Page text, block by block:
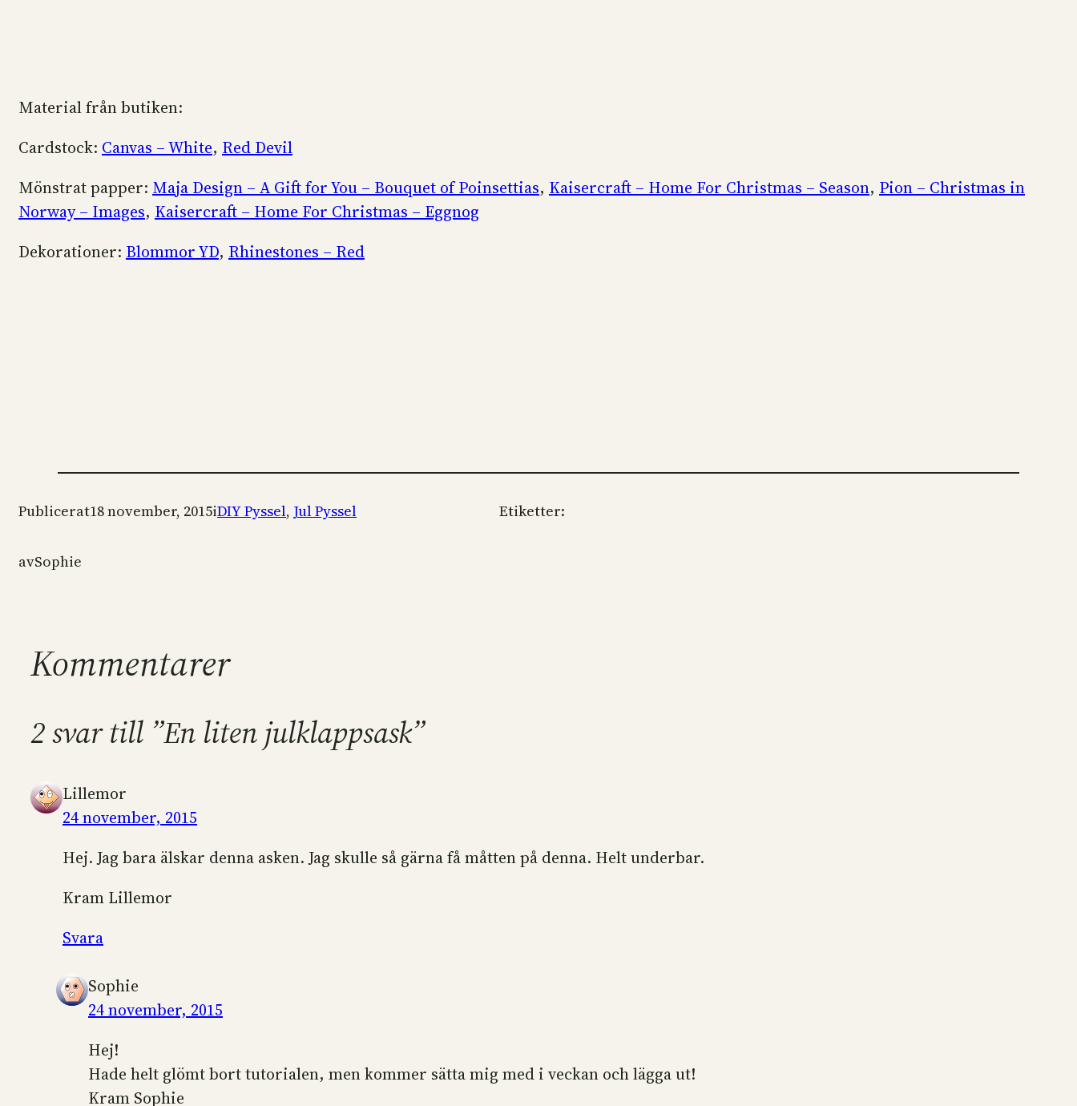
Material från butiken:
Cardstock: Canvas – White, Red Devil
Mönstrat papper: Maja Design – A Gift for You – Bouquet of Poinsettias, Kaisercraft – Home For Christmas – Season, Pion – Christmas in
Norway – Images, Kaisercraft – Home For Christmas – Eggnog
Dekorationer: Blommor YD, Rhinestones – Red
Publicerat18 november, 2015iDIY Pyssel, Jul Pyssel
avSophie
Etiketter:
Kommentarer
2 svar till ”En liten julklappsask”
Lillemor
24 november, 2015
Hej. Jag bara älskar denna asken. Jag skulle så gärna få måtten på denna. Helt underbar.
Kram Lillemor
Svara
Sophie
24 november, 2015
Hej!
Hade helt glömt bort tutorialen, men kommer sätta mig med i veckan och lägga ut!
Kram Sophie